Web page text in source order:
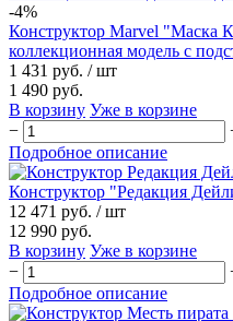
-4%
Конструктор Marvel "Маска
коллекционная модель с
1 431 руб. / шт
1 490 руб.
В корзину Уже в корзине
−
Подробное описание
Конструктор "Редакция
12 471 руб. / шт
12 990 руб.
В корзину Уже в корзине
−
Подробное описание